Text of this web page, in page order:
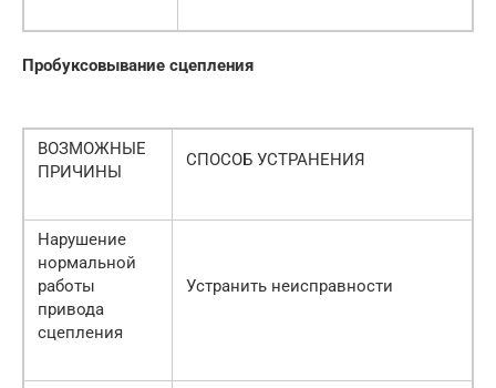
Пробуксовывание сцепления
ВОЗМОЖНЫЕ
ПРИЧИНЫ
СПОСОБ УСТРАНЕНИЯ
Нарушение
нормальной
работы
привода
сцепления
Устранить неисправности